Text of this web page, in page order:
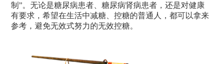
制”。无论是糖尿病患者、糖尿病肾病患者，还是对健康
有要求，希望在生活中减糖、控糖的普通人，都可以拿来
参考，避免无效式努力的无效控糖。